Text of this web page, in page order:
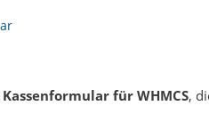
Kassenformular für WHMCS,